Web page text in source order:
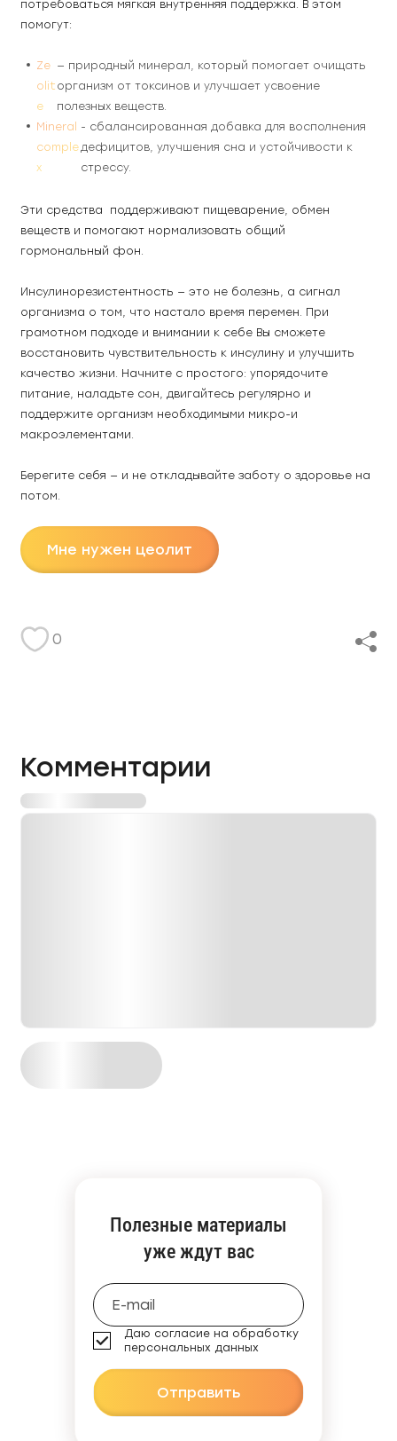
потребоваться мягкая внутренняя поддержка. В этом
помогут:
Ze
olit
e
— природный минерал, который помогает очищать
организм от токсинов и улучшает усвоение
полезных веществ.
Mineral
comple
x
- сбалансированная добавка для восполнения
дефицитов, улучшения сна и устойчивости к
стрессу.
Эти средства  поддерживают пищеварение, обмен
веществ и помогают нормализовать общий
гормональный фон.
Инсулинорезистентность — это не болезнь, а сигнал
организма о том, что настало время перемен. При
грамотном подходе и внимании к себе Вы сможете
восстановить чувствительность к инсулину и улучшить
качество жизни. Начните с простого: упорядочите
питание, наладьте сон, двигайтесь регулярно и
поддержите организм необходимыми микро-и
макроэлементами.
Берегите себя — и не откладывайте заботу о здоровье на
потом.
Мне нужен цеолит
0
Комментарии
Полезные материалы
уже ждут вас
Даю согласие на обработку
персональных данных
Отправить